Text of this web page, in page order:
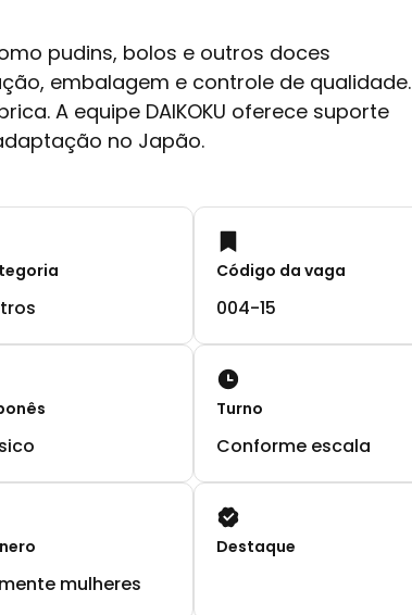
pudins, bolos e outros doces
embalagem e controle de qualidade.
A equipe DAIKOKU oferece suporte
no Japão.
Código da vaga
004-15
Turno
Conforme escala
mulheres
Destaque